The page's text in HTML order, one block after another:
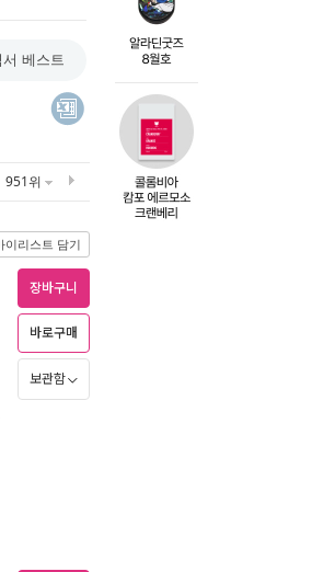
서 베스트
951위
이리스트 담기
장바구니
바로구매
보관함